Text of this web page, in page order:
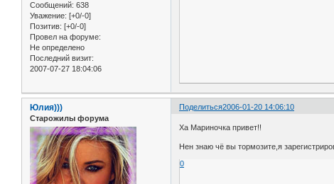
Сообщений: 638
Уважение: [+0/-0]
Позитив: [+0/-0]
Провел на форуме:
Не определено
Последний визит:
2007-07-27 18:04:06
Поделиться2006-01-20 14:06:10
Юлия)))
Старожилы форума
Ха Мариночка привет!!
Нен знаю чё вы тормозите,я
0